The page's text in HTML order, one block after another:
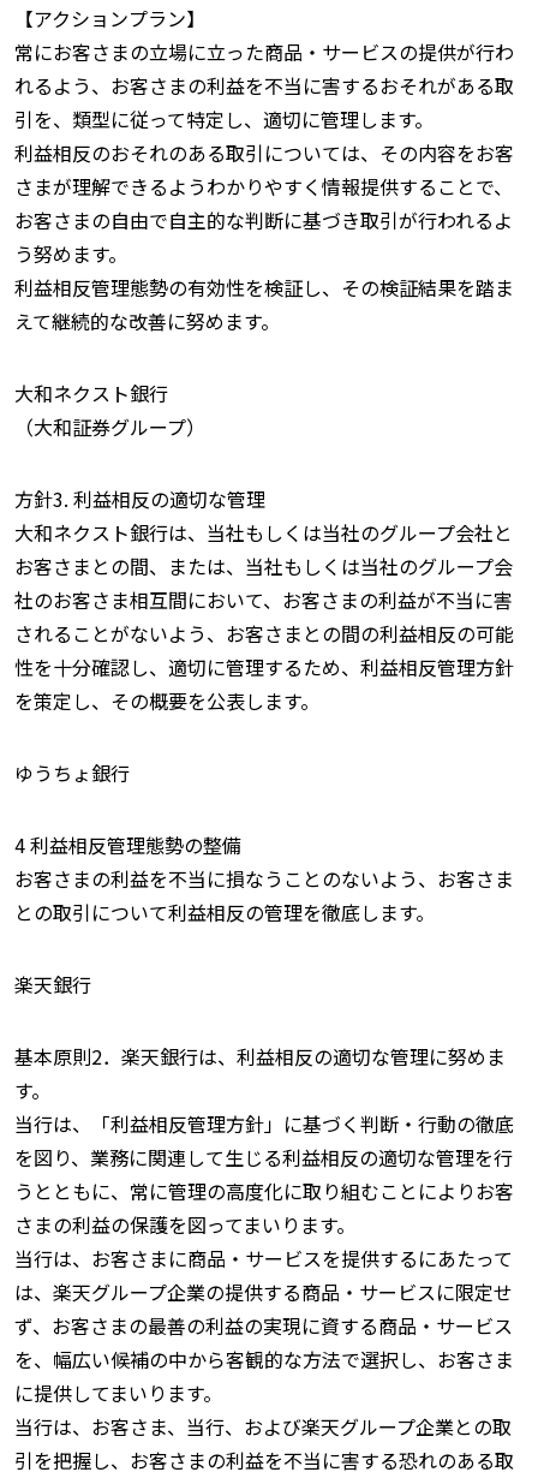
【アクションプラン】
常にお客さまの立場に立った商品・サービスの提供が行わ
れるよう、お客さまの利益を不当に害するおそれがある取
引を、類型に従って特定し、適切に管理します。
利益相反のおそれのある取引については、その内容をお客
さまが理解できるようわかりやすく情報提供することで、
お客さまの自由で自主的な判断に基づき取引が行われるよ
う努めます。
利益相反管理態勢の有効性を検証し、その検証結果を踏ま
えて継続的な改善に努めます。
大和ネクスト銀行
（大和証券グループ）
方針3. 利益相反の適切な管理
大和ネクスト銀行は、当社もしくは当社のグループ会社と
お客さまとの間、または、当社もしくは当社のグループ会
社のお客さま相互間において、お客さまの利益が不当に害
されることがないよう、お客さまとの間の利益相反の可能
性を十分確認し、適切に管理するため、利益相反管理方針
を策定し、その概要を公表します。
ゆうちょ銀行
4 利益相反管理態勢の整備
お客さまの利益を不当に損なうことのないよう、お客さま
との取引について利益相反の管理を徹底します。
楽天銀行
基本原則2．楽天銀行は、利益相反の適切な管理に努めま
す。
当行は、「利益相反管理方針」に基づく判断・行動の徹底
を図り、業務に関連して生じる利益相反の適切な管理を行
うとともに、常に管理の高度化に取り組むことによりお客
さまの利益の保護を図ってまいります。
当行は、お客さまに商品・サービスを提供するにあたって
は、楽天グループ企業の提供する商品・サービスに限定せ
ず、お客さまの最善の利益の実現に資する商品・サービス
を、幅広い候補の中から客観的な方法で選択し、お客さま
に提供してまいります。
当行は、お客さま、当行、および楽天グループ企業との取
引を把握し、お客さまの利益を不当に害する恐れのある取